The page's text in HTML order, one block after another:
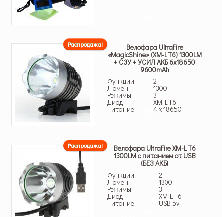
Распродажа! Велофара UltraFire
«MagicShine» (XM-L T6) 1300LM
+ СЗУ + УСИЛ АКБ 6х18650
9600mAh
Функции
2
Люмен 1300
Режимы 3
Диод XM-L T6
Питание 4 x 18650
1,299 грн.
Распродажа! Велофара UltraFire XM-L T6
1300LM c питанием от USB
(БЕЗ АКБ)
Функции
2
Люмен 1300
Режимы 3
Диод XM-L T6
Питание USB 5v